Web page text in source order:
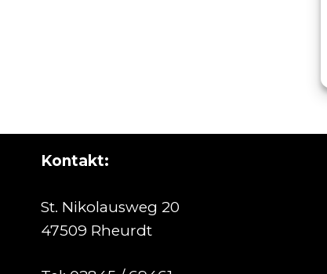
Kontakt:
St. Nikolausweg 20
47509 Rheurdt